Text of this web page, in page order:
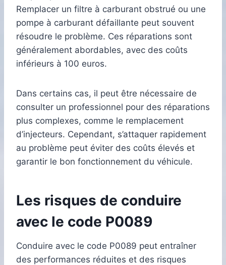
Remplacer un filtre à carburant obstrué ou une
pompe à carburant défaillante peut souvent
résoudre le problème. Ces réparations sont
généralement abordables, avec des coûts
inférieurs à 100 euros.
Dans certains cas, il peut être nécessaire de
consulter un professionnel pour des réparations
plus complexes, comme le remplacement
d’injecteurs. Cependant, s’attaquer rapidement
au problème peut éviter des coûts élevés et
garantir le bon fonctionnement du véhicule.
Les risques de conduire
avec le code P0089
Conduire avec le code P0089 peut entraîner
des performances réduites et des risques